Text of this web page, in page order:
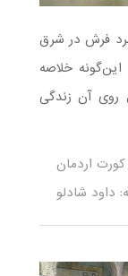
فرش در شرق
خلاصه
آن زندگی
اردمان
داود شادلو